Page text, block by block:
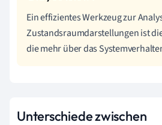
Ein effizientes Werkzeug zur
Zustandsraumdarstellungen ist
die mehr über das
Unterschiede zwischen